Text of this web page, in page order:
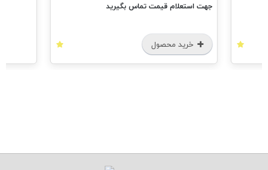
جهت استعلام قیمت تماس بگیرید
خرید محصول